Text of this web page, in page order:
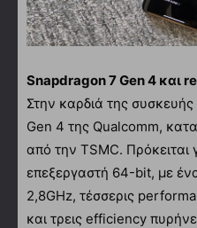
Snapdragon 7 Gen 4 και
Στην καρδιά της
Gen 4 της Qualcomm,
από την TSMC.
επεξεργαστή 64-bit, με
2,8GHz, τέσσερις
και τρεις efficiency